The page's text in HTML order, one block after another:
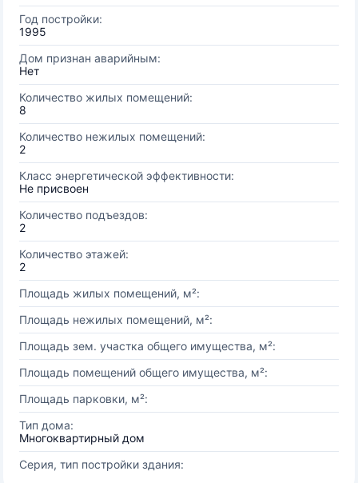
Год постройки:
1995
Дом признан аварийным:
Нет
Количество жилых помещений:
8
Количество нежилых помещений:
2
Класс энергетической эффективности:
Не присвоен
Количество подъездов:
2
Количество этажей:
2
Площадь жилых помещений, м²:
Площадь нежилых помещений, м²:
Площадь зем. участка общего имущества, м²:
Площадь помещений общего имущества, м²:
Площадь парковки, м²:
Тип дома:
Многоквартирный дом
Серия, тип постройки здания: